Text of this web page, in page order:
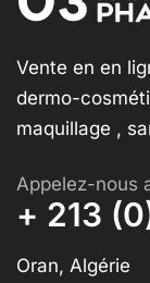
Vente en en
dermo-
maquillage ,
Appelez-nous
+ 213
Oran, Algérie